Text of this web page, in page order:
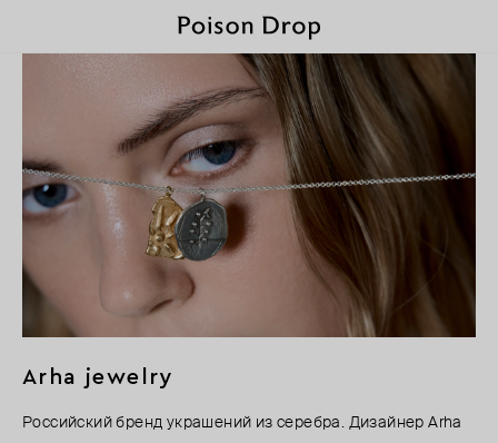
Arha jewelry
Российский бренд украшений из серебра. Дизайнер Arha